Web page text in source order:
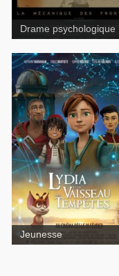
Drame psychologique
Jeunesse